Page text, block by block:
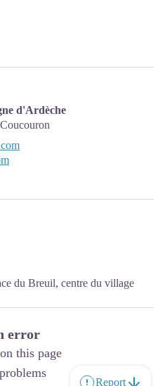
d'Ardèche
Coucouron
du Breuil, centre du village
error
this page
Report